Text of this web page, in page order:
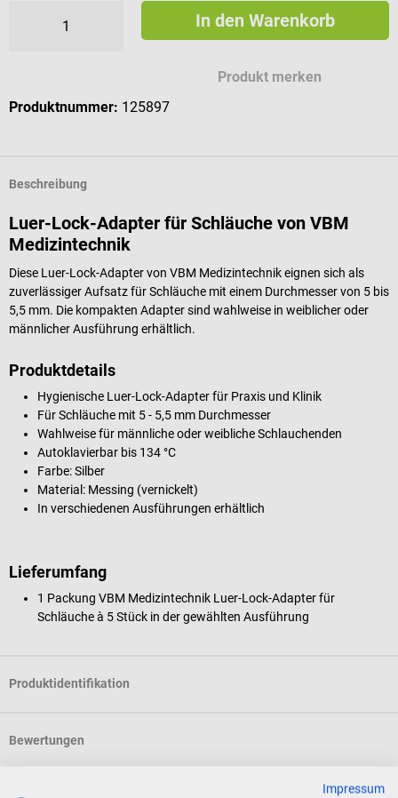
In den Warenkorb
Produkt merken
Produktnummer: 125897
Beschreibung
Luer-Lock-Adapter für Schläuche von VBM
Medizintechnik
Diese Luer-Lock-Adapter von VBM Medizintechnik eignen sich als
zuverlässiger Aufsatz für Schläuche mit einem Durchmesser von 5 bis
5,5 mm. Die kompakten Adapter sind wahlweise in weiblicher oder
männlicher Ausführung erhältlich.
Produktdetails
Hygienische Luer-Lock-Adapter für Praxis und Klinik
Für Schläuche mit 5 - 5,5 mm Durchmesser
Wahlweise für männliche oder weibliche Schlauchenden
Autoklavierbar bis 134 °C
Farbe: Silber
Material: Messing (vernickelt)
In verschiedenen Ausführungen erhältlich
Lieferumfang
1 Packung VBM Medizintechnik Luer-Lock-Adapter für
Schläuche à 5 Stück in der gewählten Ausführung
Produktidentifikation
Bewertungen
Impressum